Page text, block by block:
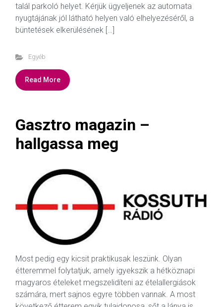
talál parkoló helyet. Kérjük ügyeljenek az automata
nyugtájának jól látható helyen való elhelyezéséről, a
büntetések elkerülésének […]
Egyéb
Read More
Gasztro magazin –
hallgassa meg
Most pedig egy kicsit praktikusak leszünk. Olyan
étteremmel folytatjuk, amely igyekszik a hétköznapi
magyaros ételeket megszelidíteni az ételallergiások
számára, mert sajnos egyre többen vannak. A most